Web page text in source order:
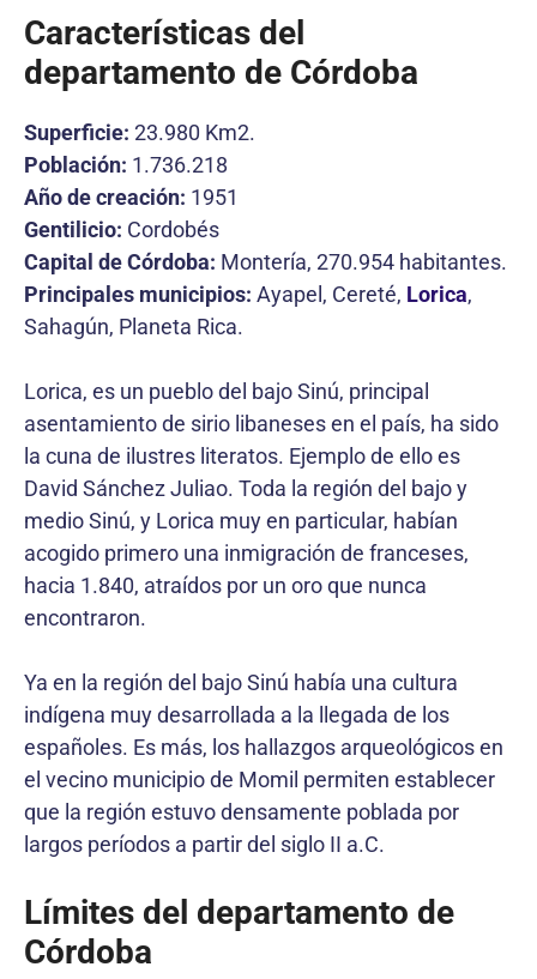
Características del
departamento de Córdoba
Superficie: 23.980 Km2.
Población: 1.736.218
Año de creación: 1951
Gentilicio: Cordobés
Capital de Córdoba: Montería, 270.954 habitantes.
Principales municipios: Ayapel, Cereté, Lorica,
Sahagún, Planeta Rica.
Lorica, es un pueblo del bajo Sinú, principal
asentamiento de sirio libaneses en el país, ha sido
la cuna de ilustres literatos. Ejemplo de ello es
David Sánchez Juliao. Toda la región del bajo y
medio Sinú, y Lorica muy en particular, habían
acogido primero una inmigración de franceses,
hacia 1.840, atraídos por un oro que nunca
encontraron.
Ya en la región del bajo Sinú había una cultura
indígena muy desarrollada a la llegada de los
españoles. Es más, los hallazgos arqueológicos en
el vecino municipio de Momil permiten establecer
que la región estuvo densamente poblada por
largos períodos a partir del siglo II a.C.
Límites del departamento de
Córdoba